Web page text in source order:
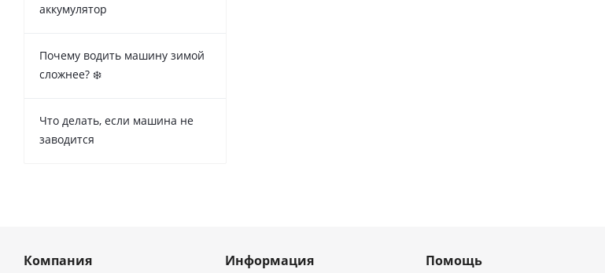
аккумулятор
Почему водить машину зимой
сложнее? ❄️
Что делать, если машина не
заводится
Компания Информация Помощь